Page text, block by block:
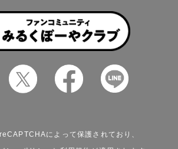
によって保護されており、